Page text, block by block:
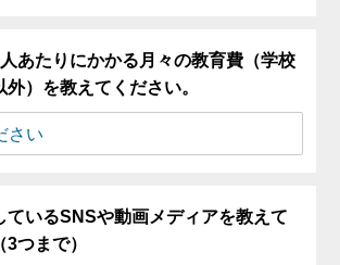
あたりにかかる月々の教育費（学校
外）を教えてください。
ているSNSや動画メディアを教えて
3つまで）